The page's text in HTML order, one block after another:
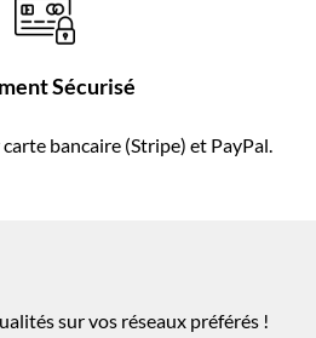
Sécurisé
bancaire (Stripe) et PayPal.
sur vos réseaux préférés !